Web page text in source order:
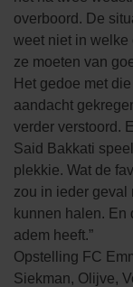
overboord. De
weet niet in welke
ze moeten van
Het gedoe met
aandacht
verder verstoord.
Said Bakkati
plekkie. Wat de
zou in ieder geval
kunnen halen.
adem heeft.”
Opstelling FC
Siekman, Olijve,